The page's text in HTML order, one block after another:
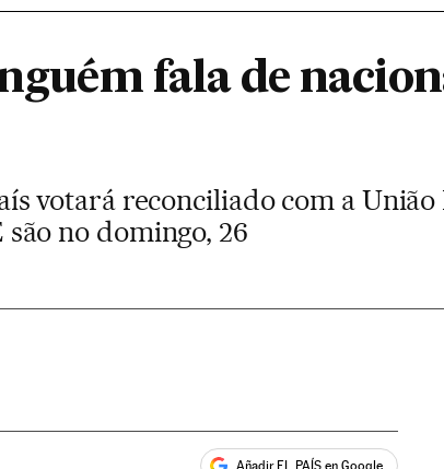
fala de
votará reconciliado com a
no domingo, 26
Añadir EL PAÍS en Google